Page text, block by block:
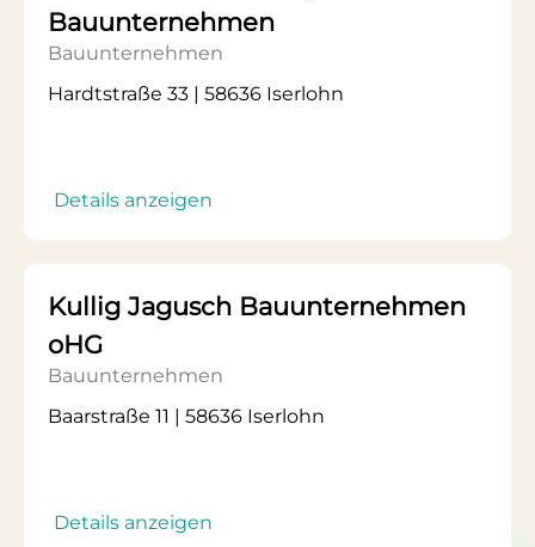
Bauunternehmen
Bauunternehmen
Hardtstraße 33 | 58636 Iserlohn
Details anzeigen
Kullig Jagusch Bauunternehmen
oHG
Bauunternehmen
Baarstraße 11 | 58636 Iserlohn
Details anzeigen